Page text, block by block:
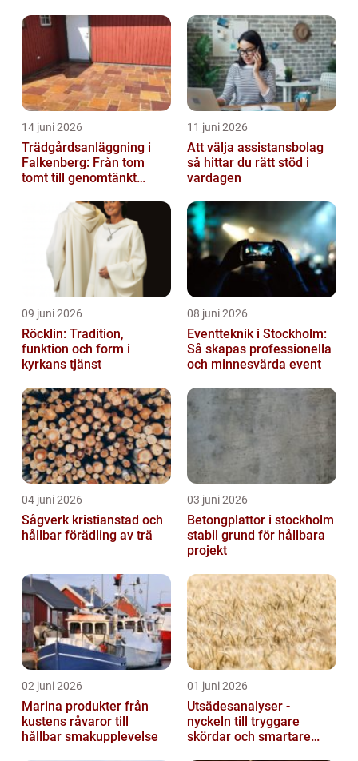
14 juni 2026
Trädgårdsanläggning i
Falkenberg: Från tom
tomt till genomtänkt
11 juni 2026
Att välja assistansbolag
så hittar du rätt stöd i
vardagen
09 juni 2026
Röcklin: Tradition,
funktion och form i
kyrkans tjänst
08 juni 2026
Eventteknik i Stockholm:
Så skapas professionella
och minnesvärda event
04 juni 2026
Sågverk kristianstad och
hållbar förädling av trä
03 juni 2026
Betongplattor i stockholm
stabil grund för hållbara
projekt
02 juni 2026
Marina produkter från
kustens råvaror till
hållbar smakupplevelse
01 juni 2026
Utsädesanalyser -
nyckeln till tryggare
skördar och smartare